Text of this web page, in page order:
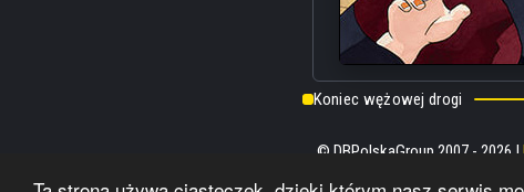
Koniec wężowej drogi
© DBPolskaGroup 2007 - 2026 |